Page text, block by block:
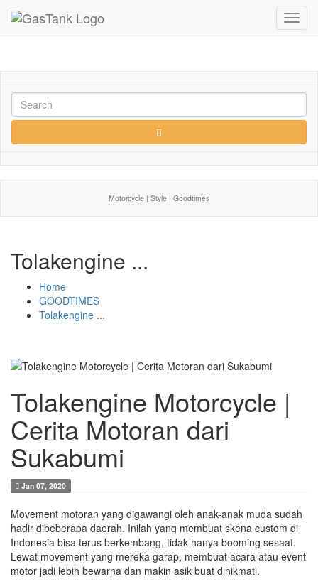
Motorcycle | Style | Goodtimes
Tolakengine ...
Home
GOODTIMES
Tolakengine ...
Tolakengine Motorcycle |
Cerita Motoran dari
Sukabumi
Jan 07, 2020
Movement motoran yang digawangi oleh anak-anak muda sudah
hadir dibeberapa daerah. Inilah yang membuat skena custom di
Indonesia bisa terus berkembang, tidak hanya booming sesaat.
Lewat movement yang mereka garap, membuat acara atau event
motor jadi lebih bewarna dan makin asik buat dinikmati.